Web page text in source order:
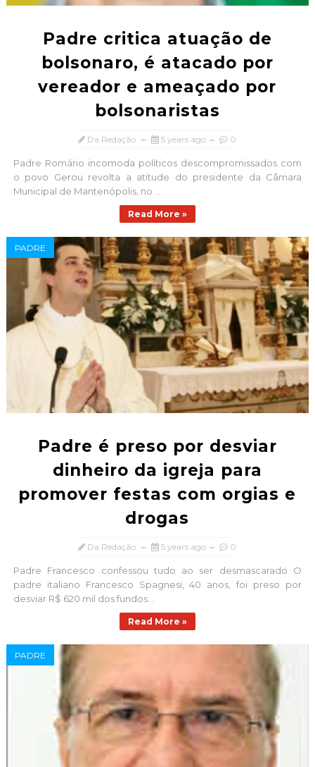
Padre critica atuação de
bolsonaro, é atacado por
vereador e ameaçado por
bolsonaristas
Da Redação 5 years ago 0
Padre Romário incomoda políticos descompromissados com
o povo Gerou revolta a atitude do presidente da Câmara
Municipal de Mantenópolis, no ...
Read More »
PADRE
Padre é preso por desviar
dinheiro da igreja para
promover festas com orgias e
drogas
Da Redação 5 years ago 0
Padre Francesco confessou tudo ao ser desmascarado O
padre italiano Francesco Spagnesi, 40 anos, foi preso por
desviar R$ 620 mil dos fundos...
Read More »
PADRE